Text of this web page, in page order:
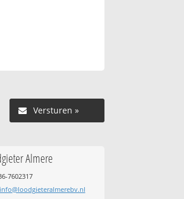
Versturen »
Almere
7602317
info@loodgieteralmerebv.nl